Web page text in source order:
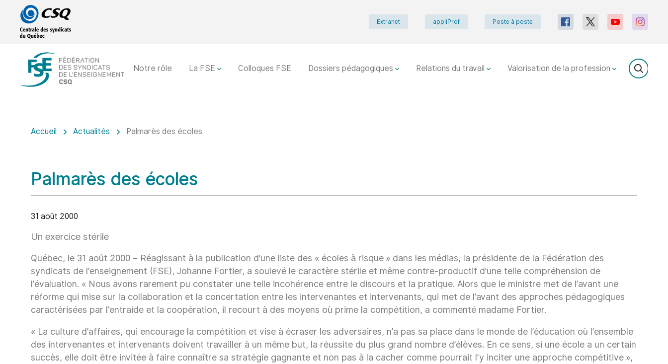
Passer
menu
principal
Passer
contenu
Extranet appliProf Poste à poste
Notre rôle La FSE Colloques FSE Dossiers pédagogiques Relations du travail Valorisation de la profession
Accueil Actualités Palmarès des écoles
Palmarès des écoles
31 août 2000
Un exercice stérile
Québec, le 31 août 2000 – Réagissant à la publication d’une liste des « écoles à risque » dans les médias, la présidente de la Fédération des
syndicats de l’enseignement (FSE), Johanne Fortier, a soulevé le caractère stérile et même contre-productif d’une telle compréhension de
l’évaluation. « Nous avons rarement pu constater une telle incohérence entre le discours et la pratique. Alors que le ministre met de l’avant une
réforme qui mise sur la collaboration et la concertation entre les intervenantes et intervenants, qui met de l’avant des approches pédagogiques
caractérisées par l’entraide et la coopération, il recourt à des moyens où prime la compétition, a commenté madame Fortier.
« La culture d’affaires, qui encourage la compétition et vise à écraser les adversaires, n’a pas sa place dans le monde de l’éducation où l’ensemble
des intervenantes et intervenants doivent travailler à un même but, la réussite du plus grand nombre d’élèves. En ce sens, si une école a un certain
succès, elle doit être invitée à faire connaître sa stratégie gagnante et non pas à la cacher comme pourrait l’y inciter une approche compétitive »,